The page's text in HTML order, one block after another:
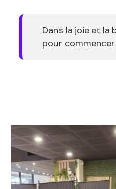
Dans la joie et la
pour commencer